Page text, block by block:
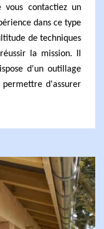
vous contactiez un
dans ce type
de techniques
la mission. Il
d'un outillage
d'assurer